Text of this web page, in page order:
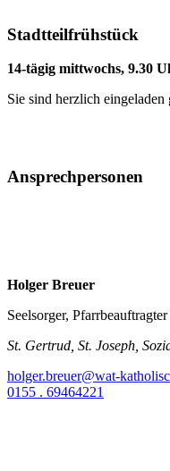
Stadtteilfrühstück
14-tägig mittwochs, 9.30
Sie sind herzlich
Ansprechpersonen
Holger Breuer
Seelsorger,
St. Gertrud, St. Joseph,
holger.breuer@wat-
0155 . 69464221